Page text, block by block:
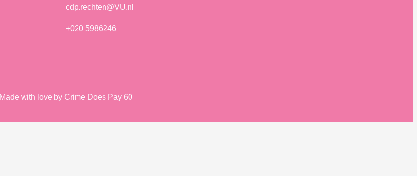
cdp.rechten@VU.nl
+020 5986246
Made with love by Crime Does Pay 60